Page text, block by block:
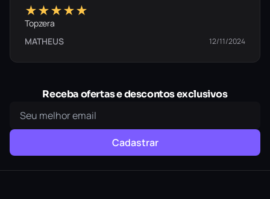
★★★★★
Topzera
MATHEUS
12/11/2024
Receba ofertas e descontos exclusivos
Cadastrar